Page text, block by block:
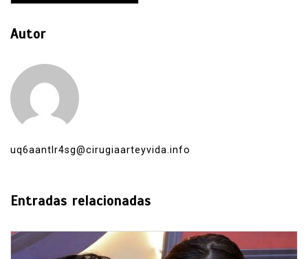
Autor
uq6aantlr4sg@cirugiaarteyvida.info
Entradas relacionadas